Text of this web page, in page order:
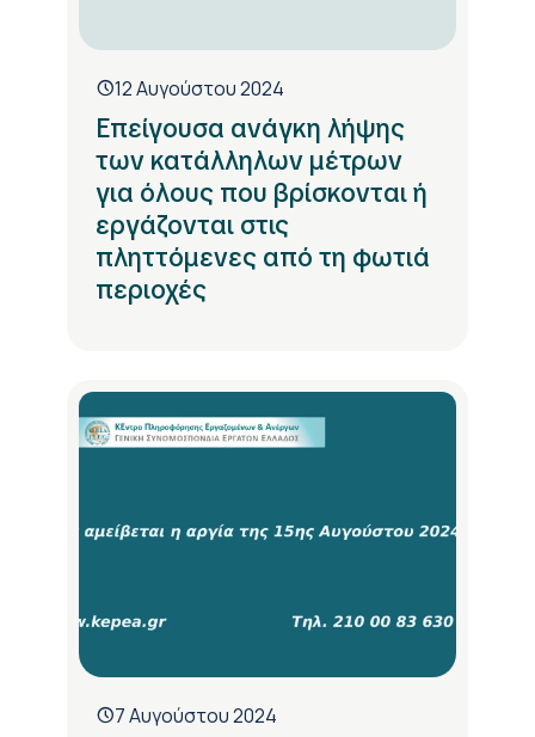
12 Αυγούστου 2024
Επείγουσα ανάγκη λήψης
των κατάλληλων μέτρων
για όλους που βρίσκονται ή
εργάζονται στις
πληττόμενες από τη φωτιά
περιοχές
7 Αυγούστου 2024